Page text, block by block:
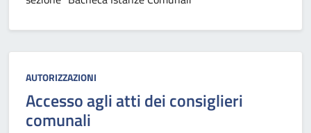
Categoria:
AUTORIZZAZIONI
Accesso agli atti dei consiglieri
comunali